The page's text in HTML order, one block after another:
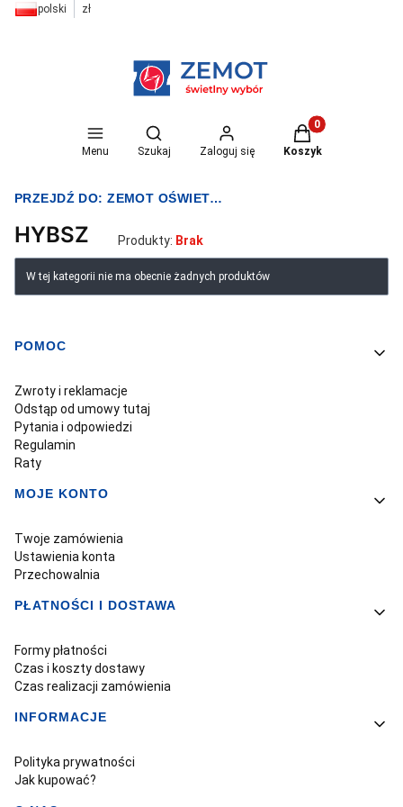
polski zł
Menu
Otwórz wyszukiwarkę
Szukaj Zaloguj się
Produkty w
Koszyk
PRZEJDŹ DO:ZEMOT OŚWIETLENIE I ELEKTRYKA
HYBSZ Produkty: Brak
Lista produktów
W tej kategorii nie ma obecnie żadnych produktów
Linki w stopce
POMOC
Zwroty i reklamacje
Odstąp od umowy tutaj
Pytania i odpowiedzi
Regulamin
Raty
MOJE KONTO
Twoje zamówienia
Ustawienia konta
Przechowalnia
PŁATNOŚCI I DOSTAWA
Formy płatności
Czas i koszty dostawy
Czas realizacji zamówienia
INFORMACJE
Polityka prywatności
Jak kupować?